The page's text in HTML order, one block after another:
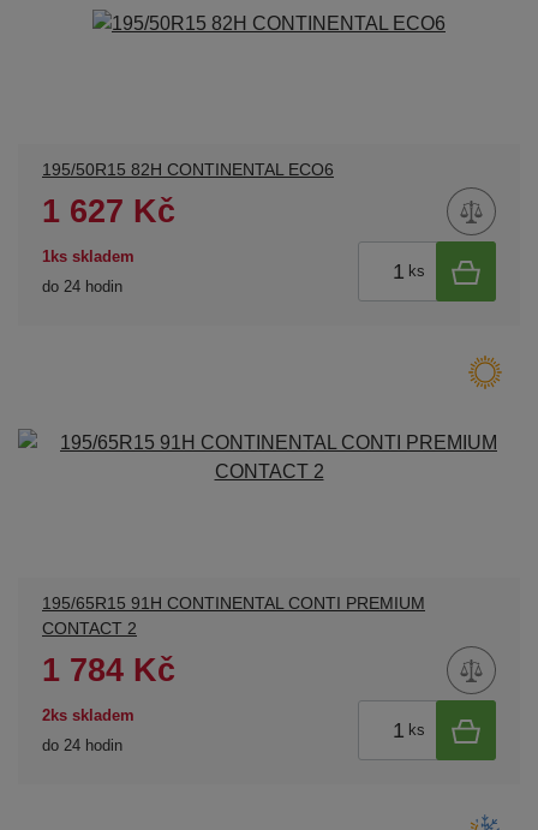
195/50R15 82H CONTINENTAL ECO6
1 627 Kč
1ks skladem
do 24 hodin
ks
195/65R15 91H CONTINENTAL CONTI PREMIUM
CONTACT 2
1 784 Kč
2ks skladem
do 24 hodin
ks